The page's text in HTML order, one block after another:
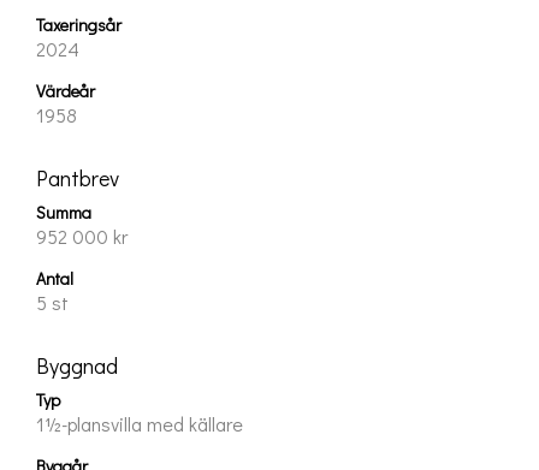
Taxeringsår
2024
Värdeår
1958
Pantbrev
Summa
952 000 kr
Antal
5 st
Byggnad
Typ
1½-plansvilla med källare